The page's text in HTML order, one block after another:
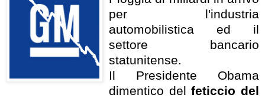
per l'industria
automobilistica ed il
settore bancario
statunitense.
Il Presidente Obama
dimentico delfeticcio del